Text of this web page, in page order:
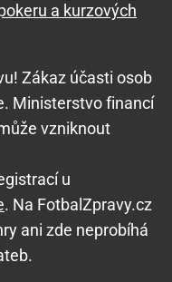
a kurzových
Zákaz účasti osob
Ministerstvo financí
vzniknout
u
. Na FotbalZpravy.cz
ani zde neprobíhá